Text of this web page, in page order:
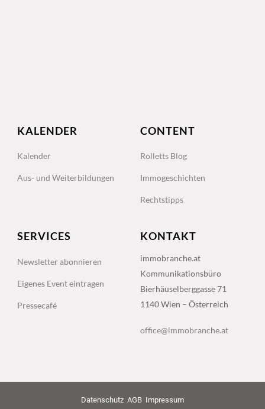
KALENDER
Kalender
Aus- und Weiterbildungen
CONTENT
Rolletts Blog
Immogeschichten
Rechtstipps
SERVICES
Newsletter abonnieren
Eigenes Event eintragen
Pressecafé
KONTAKT
immobranche.at
Kommunikationsbüro
Bierhäuselberggasse 71
1140 Wien – Österreich
office@immobranche.at
Datenschutz AGB Impressum